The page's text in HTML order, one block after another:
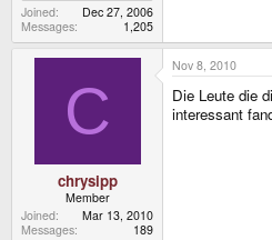
Joined
Dec 27, 2006
Messages
1,205
C
chrysipp
Member
Joined
Mar 13, 2010
Messages
189
Nov 8, 2010
Die Leute die
interessant